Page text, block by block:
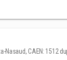
Nasaud, CAEN: 1512